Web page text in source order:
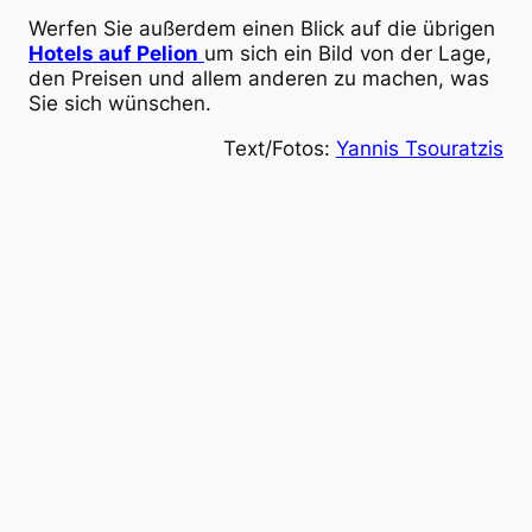
Werfen Sie außerdem einen Blick auf die übrigen
Hotels auf Pelion um sich ein Bild von der Lage,
den Preisen und allem anderen zu machen, was
Sie sich wünschen.
Text/Fotos: Yannis Tsouratzis